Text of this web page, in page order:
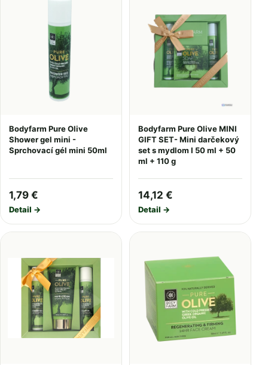
Bodyfarm Pure Olive
Shower gel mini -
Sprchovací gél mini 50ml
1,79 €
Detail →
Bodyfarm Pure Olive MINI
GIFT SET- Mini darčekový
set s mydlom I 50 ml + 50
ml + 110 g
14,12 €
Detail →